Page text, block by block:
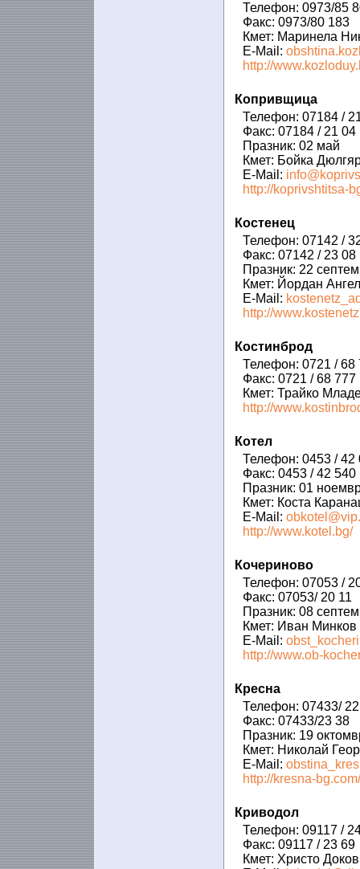
Телефон: 0973/85
Факс: 0973/80 183
Кмет: Маринела
E-Mail:
http://
Копривщица
Телефон: 07184 /
Факс: 07184 / 21 04
Празник: 02 май
Кмет: Бойка
E-Mail:
http://koprivshtitsa-
Костенец
Телефон: 07142 /
Факс: 07142 / 23 08
Празник: 22
Кмет: Йордан
E-Mail:
http://
Костинброд
Телефон: 0721 / 68
Факс: 0721 / 68 777
Кмет: Трайко
http://
Котел
Телефон: 0453 / 42
Факс: 0453 / 42 540
Празник: 01
Кмет: Коста
E-Mail:
http://www.kotel.bg/
Кочериново
Телефон: 07053 /
Факс: 07053/ 20 11
Празник: 08
Кмет: Иван Минков
E-Mail:
http://www.ob-
Кресна
Телефон: 07433/
Факс: 07433/23 38
Празник: 19
Кмет: Николай
E-Mail:
http://kresna-bg.com/
Криводол
Телефон: 09117 /
Факс: 09117 / 23 69
Кмет: Христо Доков